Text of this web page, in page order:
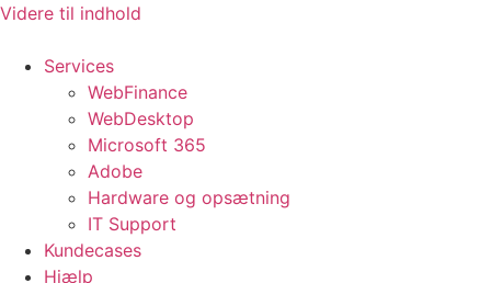
Videre til indhold
Services
WebFinance
WebDesktop
Microsoft 365
Adobe
Hardware og opsætning
IT Support
Kundecases
Hjælp